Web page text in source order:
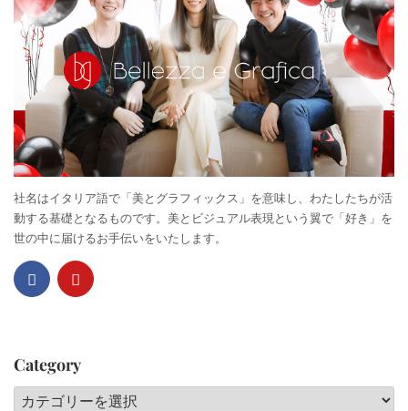
社名はイタリア語で「美とグラフィックス」を意味し、わたしたちが活
動する基礎となるものです。美とビジュアル表現という翼で「好き」を
世の中に届けるお手伝いをいたします。
Category
Category